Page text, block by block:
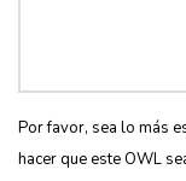
Por favor, sea lo más
hacer que este OWL